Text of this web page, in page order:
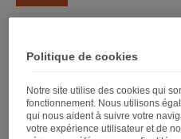
La Fnac
bandes
finalistes du
Politique de cookies
Notre site utilise des cookies qui
fonctionnement. Nous utilisons
qui nous aident à suivre votre
votre expérience utilisateur et de